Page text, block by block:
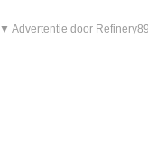
▼ Advertentie door Refinery89